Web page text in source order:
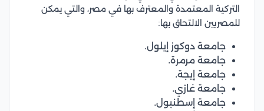
التركية المعتمدة والمعترف بها في مصر، والتي يمكن
للمصريين الالتحاق بها:
جامعة دوكوز إيلول.
جامعة مرمرة.
جامعة إيجة.
جامعة غازي.
جامعة إسطنبول.